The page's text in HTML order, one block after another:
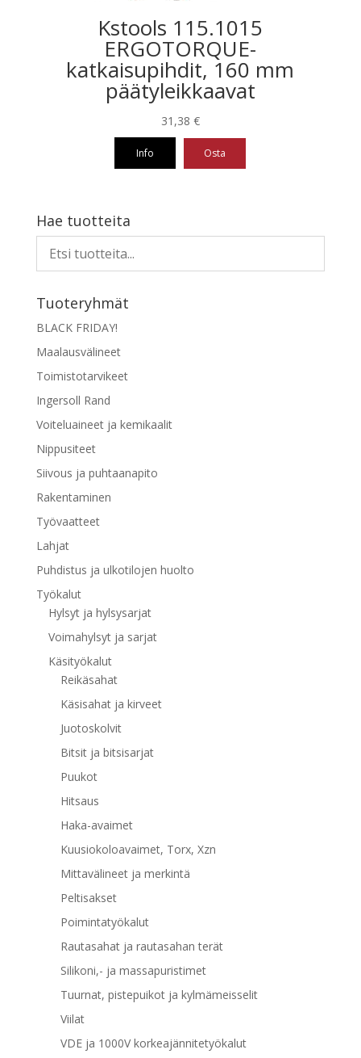
Kstools 115.1015
ERGOTORQUE-
katkaisupihdit, 160 mm
päätyleikkaavat
31,38 €
Info Osta
Hae tuotteita
Tuoteryhmät
BLACK FRIDAY!
Maalausvälineet
Toimistotarvikeet
Ingersoll Rand
Voiteluaineet ja kemikaalit
Nippusiteet
Siivous ja puhtaanapito
Rakentaminen
Työvaatteet
Lahjat
Puhdistus ja ulkotilojen huolto
Työkalut
Hylsyt ja hylsysarjat
Voimahylsyt ja sarjat
Käsityökalut
Reikäsahat
Käsisahat ja kirveet
Juotoskolvit
Bitsit ja bitsisarjat
Puukot
Hitsaus
Haka-avaimet
Kuusiokoloavaimet, Torx, Xzn
Mittavälineet ja merkintä
Peltisakset
Poimintatyökalut
Rautasahat ja rautasahan terät
Silikoni,- ja massapuristimet
Tuurnat, pistepuikot ja kylmämeisselit
Viilat
VDE ja 1000V korkeajännitetyökalut